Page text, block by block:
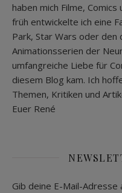
haben mich Filme,
früh entwickelte ich eine
Park, Star Wars oder den
Animationsserien der
umfangreiche Liebe für
diesem Blog kam. Ich
Themen, Kritiken und
Euer René
Gib deine E-Mail-Adresse